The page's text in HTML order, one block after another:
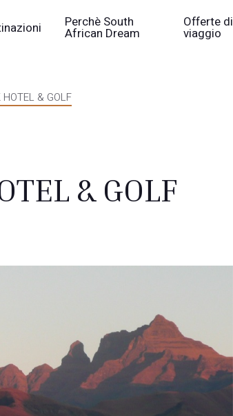
Perchè South
African Dream
Offerte di
viaggio
& GOLF
& GOLF